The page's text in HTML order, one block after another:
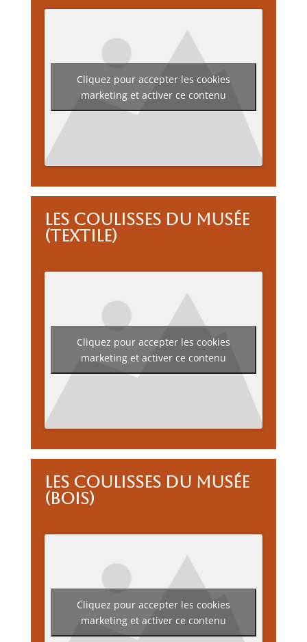
Cliquez pour accepter les cookies
marketing et activer ce contenu
Les coulisses du musée
(textile)
Cliquez pour accepter les cookies
marketing et activer ce contenu
Les coulisses du musée
(bois)
Cliquez pour accepter les cookies
marketing et activer ce contenu